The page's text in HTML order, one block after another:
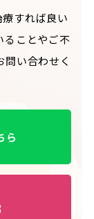
すれば良い
ることやご不
問い合わせく
ら